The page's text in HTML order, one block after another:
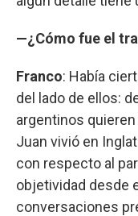
—¿Cómo fue el
Franco: Había
del lado de ellos:
argentinos
Juan vivió en
con respecto al
objetividad desde
conversaciones